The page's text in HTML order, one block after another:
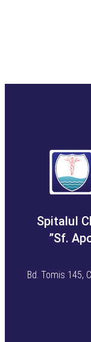
Spitalul
”Sf.
Bd. Tomis 145,